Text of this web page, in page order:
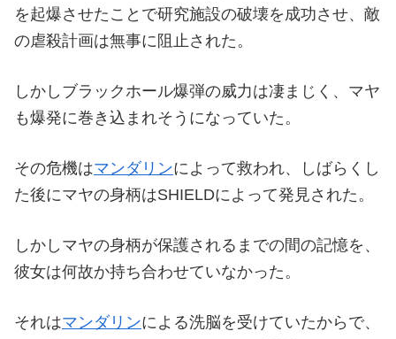
を起爆させたことで研究施設の破壊を成功させ、敵
の虐殺計画は無事に阻止された。
しかしブラックホール爆弾の威力は凄まじく、マヤ
も爆発に巻き込まれそうになっていた。
その危機はマンダリンによって救われ、しばらくし
た後にマヤの身柄はSHIELDによって発見された。
しかしマヤの身柄が保護されるまでの間の記憶を、
彼女は何故か持ち合わせていなかった。
それはマンダリンによる洗脳を受けていたからで、